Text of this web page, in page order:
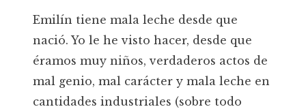
Emilín tiene mala leche desde que
nació. Yo le he visto hacer, desde que
éramos muy niños, verdaderos actos de
mal genio, mal carácter y mala leche en
cantidades industriales (sobre todo